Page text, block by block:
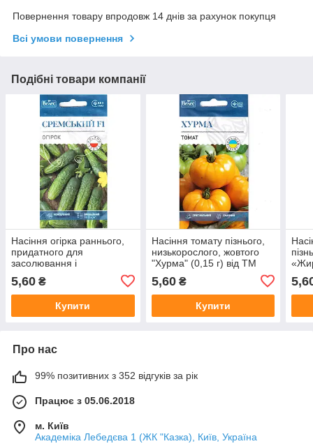
Повернення товару впродовж 14 днів за рахунок покупця
Всі умови повернення
Подібні товари компанії
Насіння огірка раннього,
придатного для
засолювання і
"Сремський" F1 (0,5 г) від
ТМ "Велес"
5,60 ₴
Купити
Насіння томату пізнього,
низькорослого, жовтого
"Хурма" (0,15 г) від ТМ
5,60₴
Купити
Про нас
99% позитивних з 352 відгуків за рік
Працює з 05.06.2018
м. Київ
Академіка Лебедєва 1 (ЖК "Казка), Київ, Україна